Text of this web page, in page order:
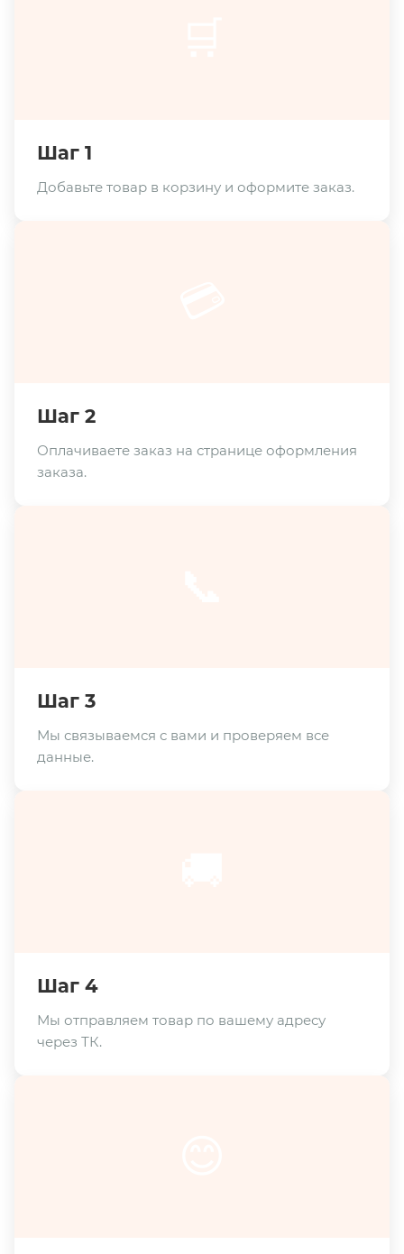
Шаг 1
Добавьте товар в корзину и оформите заказ.
Шаг 2
Оплачиваете заказ на странице оформления
заказа.
Шаг 3
Мы связываемся с вами и проверяем все
данные.
Шаг 4
Мы отправляем товар по вашему адресу
через ТК.